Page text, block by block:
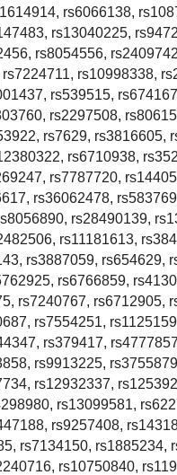
rs6066138,
rs13040225,
rs8054556,
rs10998338,
rs539515,
rs2297508,
rs7629, rs3816605,
rs6710938,
rs7787720,
rs36062478,
rs28490139,
rs11181613,
rs3887059, rs654629,
rs6766859,
rs7240767, rs6712905,
rs7554251,
rs379417,
rs9913225,
rs12932337,
rs13099581,
rs9257408,
rs7134150, rs1885234,
rs10750840,